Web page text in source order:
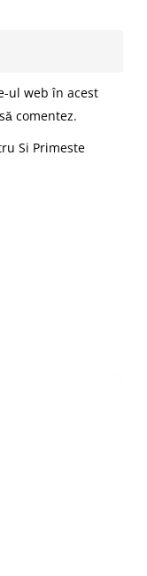
ul web în acest
comentez.
Si Primeste